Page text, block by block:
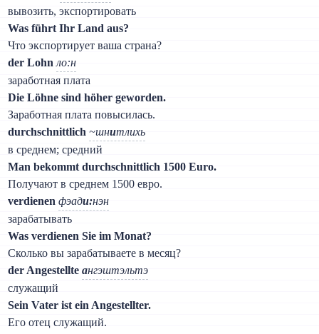
вывозить, экспортировать
Was führt Ihr Land aus?
Что экспортирует ваша страна?
der Lohn ло:н
заработная плата
Die Löhne sind höher geworden.
Заработная плата повысилась.
durchschnittlich ~шнитлихь
в среднем; средний
Man bekommt durchschnittlich 1500 Euro.
Получают в среднем 1500 евро.
verdienen фэади:нэн
зарабатывать
Was verdienen Sie im Monat?
Сколько вы зарабатываете в месяц?
der Angestellte ангэштэльтэ
служащий
Sein Vater ist ein Angestellter.
Его отец служащий.